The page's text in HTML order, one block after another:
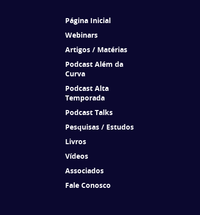
Página Inicial
Webinars
Artigos / Matérias
Podcast Além da
Curva
Podcast Alta
Temporada
Podcast Talks
Pesquisas / Estudos
Livros
Vídeos
Associados
Fale Conosco